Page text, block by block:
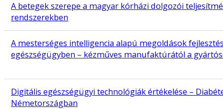
A betegek szerepe a magyar kórházi dolgozói
rendszerekben
A mesterséges intelligencia alapú megoldások
egészségügyben – kézműves manufaktúrától a
Digitális egészségügyi technológiák értékelése –
Németországban